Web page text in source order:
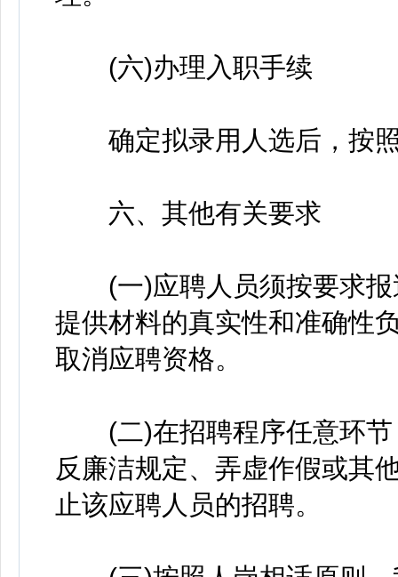
(六)办理入职手续
确定拟录用人选后，按照
六、其他有关要求
(一)应聘人员须按要求报
提供材料的真实性和准确性
取消应聘资格。
(二)在招聘程序任意环节
反廉洁规定、弄虚作假或其
止该应聘人员的招聘。